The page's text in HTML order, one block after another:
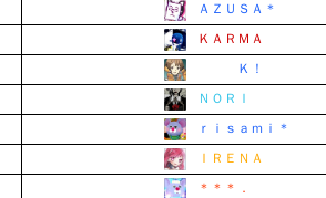
ＡＺＵＳＡ＊
ＫＡＲＭＡ
Ｋ！
ＮＯＲＩ
ｒｉｓａｍｉ＊
ＩＲＥＮＡ
＊＊＊．